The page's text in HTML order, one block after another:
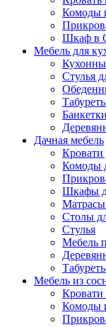
Комоды
Шкаф в
Мебель для
Стулья
Дачная мебель
Кровати
Комоды
Шкафы
Столы
Стулья
Мебель
Мебель из
Кровати
Комоды